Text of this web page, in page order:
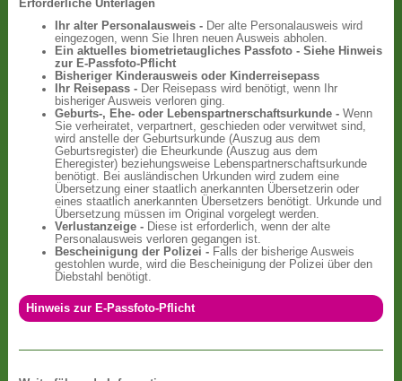
Erforderliche Unterlagen
Ihr alter Personalausweis - Der alte Personalausweis wird
eingezogen, wenn Sie Ihren neuen Ausweis abholen.
Ein aktuelles biometrietaugliches Passfoto - Siehe Hinweis
zur E-Passfoto-Pflicht
Bisheriger Kinderausweis oder Kinderreisepass
Ihr Reisepass - Der Reisepass wird benötigt, wenn Ihr
bisheriger Ausweis verloren ging.
Geburts-, Ehe- oder Lebenspartnerschaftsurkunde -Wenn
Sie verheiratet, verpartnert, geschieden oder verwitwet sind,
wird anstelle der Geburtsurkunde (Auszug aus dem
Geburtsregister) die Eheurkunde (Auszug aus dem
Eheregister) beziehungsweise Lebenspartnerschaftsurkunde
benötigt. Bei ausländischen Urkunden wird zudem eine
Übersetzung einer staatlich anerkannten Übersetzerin oder
eines staatlich anerkannten Übersetzers benötigt. Urkunde und
Übersetzung müssen im Original vorgelegt werden.
Verlustanzeige - Diese ist erforderlich, wenn der alte
Personalausweis verloren gegangen ist.
Bescheinigung der Polizei - Falls der bisherige Ausweis
gestohlen wurde, wird die Bescheinigung der Polizei über den
Diebstahl benötigt.
Hinweis zur E-Passfoto-Pflicht